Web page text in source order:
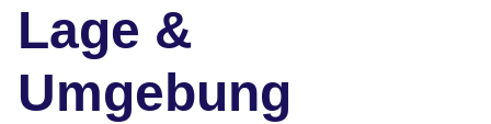
Lage &
Umgebung